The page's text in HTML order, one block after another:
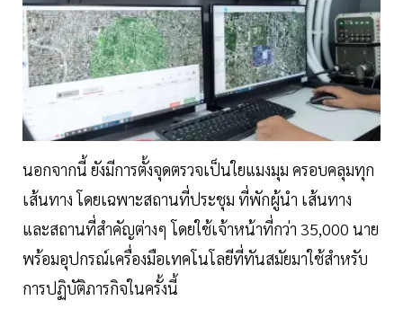
นอกจากนี้ ยังมีการตั้งจุดตรวจเป็นใยแมงมุม ครอบคลุมทุก
เส้นทาง โดยเฉพาะสถานที่ประชุม ที่พักผู้นำ เส้นทาง
และสถานที่สำคัญต่างๆ โดยใช้เจ้าหน้าที่กว่า 35,000 นาย
พร้อมอุปกรณ์เครื่องมือเทคโนโลยีที่ทันสมัยมาใช้สำหรับ
การปฏิบัติภารกิจในครั้งนี้